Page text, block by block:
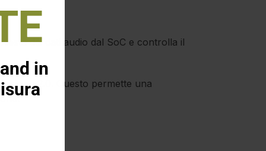
dei dati audio dal SoC e controlla il
2.0. Questo permette una
in